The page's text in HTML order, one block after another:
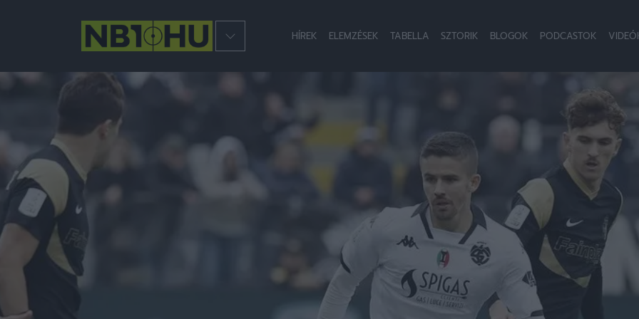
HÍREK ELEMZÉSEK TABELLA SZTORIK BLOGOK PODCASTOK